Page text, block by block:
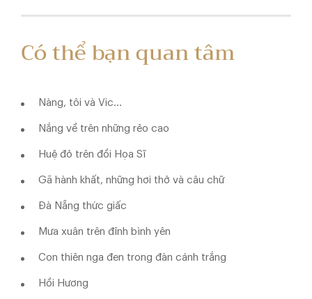
Có thể bạn quan tâm
Nàng, tôi và Vic...
Nắng về trên những rẻo cao
Huệ đỏ trên đồi Họa Sĩ
Gã hành khất, những hơi thở và câu chữ
Đà Nẵng thức giấc
Mưa xuân trên đỉnh bình yên
Con thiên nga đen trong đàn cánh trắng
Hồi Hương